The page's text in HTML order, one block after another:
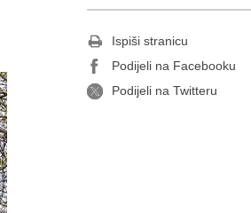
Ispiši stranicu
Podijeli na Facebooku
Podijeli na Twitteru